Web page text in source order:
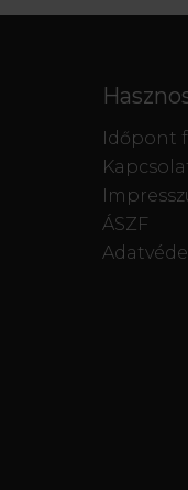
Időpont
ÁSZF